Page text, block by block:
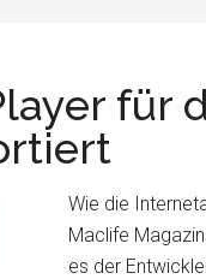
für
Wie die
Maclife
es der